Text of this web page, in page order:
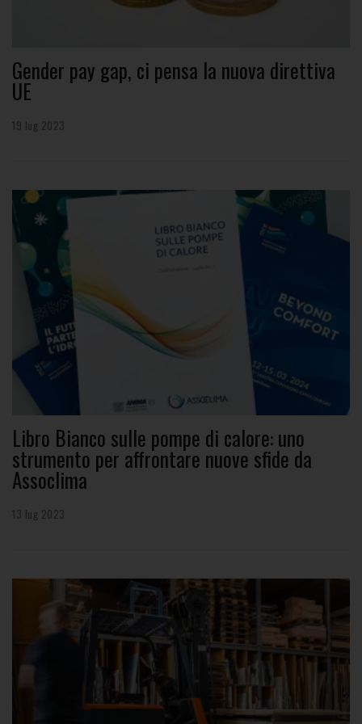
Gender pay gap, ci pensa la nuova direttiva
UE
19 lug 2023
Libro Bianco sulle pompe di calore: uno
strumento per affrontare nuove sfide da
Assoclima
13 lug 2023